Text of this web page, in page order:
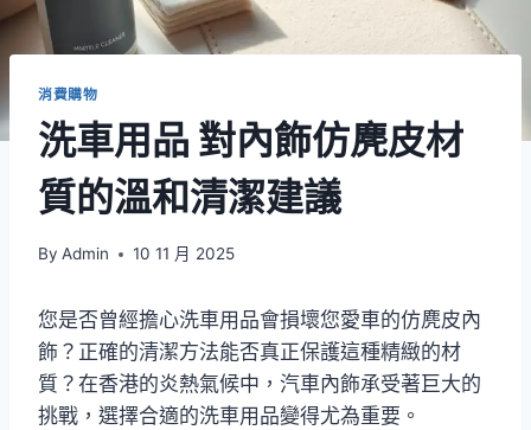
消費購物
洗車用品 對內飾仿麂皮材
質的溫和清潔建議
By Admin 10 11 月 2025
您是否曾經擔心洗車用品會損壞您愛車的仿麂皮內
飾？正確的清潔方法能否真正保護這種精緻的材
質？在香港的炎熱氣候中，汽車內飾承受著巨大的
挑戰，選擇合適的洗車用品變得尤為重要。